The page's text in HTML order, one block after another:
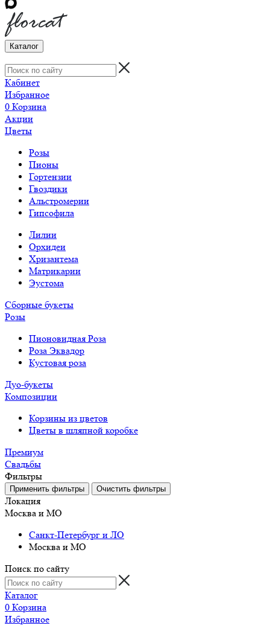
Каталог
Кабинет
Избранное
0 Корзина
Акции
Цветы
Розы
Пионы
Гортензии
Гвоздики
Альстромерии
Гипсофила
Лилии
Орхидеи
Хризантема
Матрикарии
Эустома
Сборные букеты
Розы
Пионовидная Роза
Роза Эквадор
Кустовая роза
Дуо-букеты
Композиции
Корзины из цветов
Цветы в шляпной коробке
Премиум
Свадьбы
Фильтры
Локация
Москва и МО
Санкт-Петербург и ЛО
Москва и МО
Поиск по сайту
Каталог
0 Корзина
Избранное